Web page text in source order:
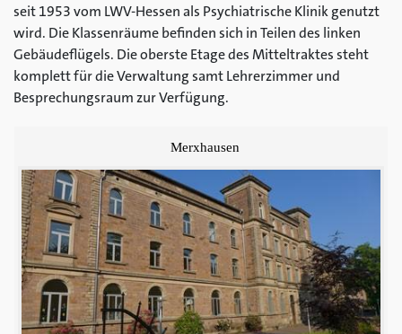
seit 1953 vom LWV-Hessen als Psychiatrische Klinik genutzt
wird. Die Klassenräume befinden sich in Teilen des linken
Gebäudeflügels. Die oberste Etage des Mitteltraktes steht
komplett für die Verwaltung samt Lehrerzimmer und
Besprechungsraum zur Verfügung.
Merxhausen